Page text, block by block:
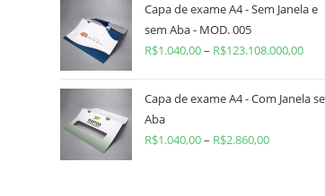
Capa de exame A4 - Sem Janela e
sem Aba - MOD. 005
R$1.040,00– R$123.108.000,00
Capa de exame A4 - Com Janela
Aba
R$1.040,00– R$2.860,00